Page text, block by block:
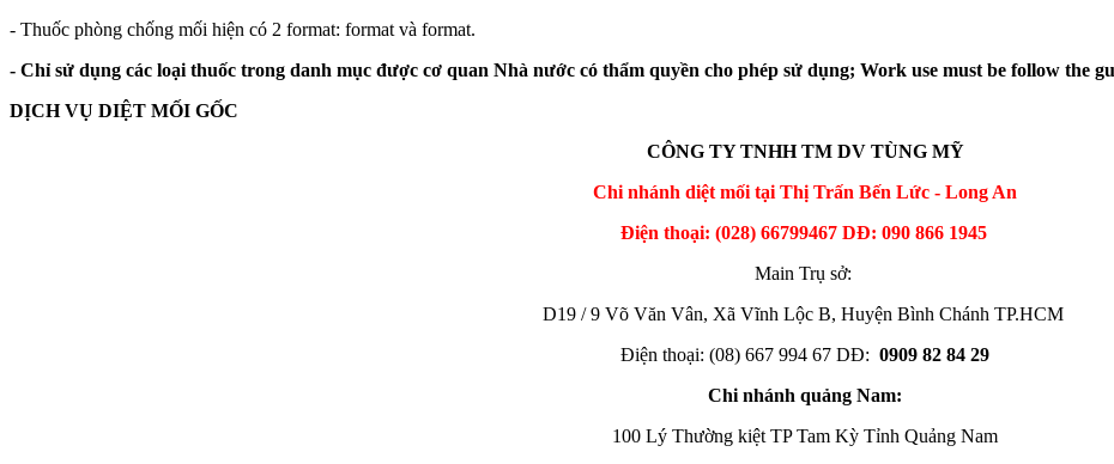
- Thuốc phòng chống mối hiện có 2 format: format và format.
- Chỉ sử dụng các loại thuốc trong danh mục được cơ quan Nhà nước có thẩm quyền cho phép sử dụng; Work use must be follow the
DỊCH VỤ DIỆT MỐI GỐC
CÔNG TY TNHH TM DV TÙNG MỸ
Chi nhánh diệt mối tại Thị Trấn Bến Lức - Long An
Điện thoại: (028) 66799467 DĐ: 090 866 1945
Main Trụ sở:
D19 / 9 Võ Văn Vân, Xã Vĩnh Lộc B, Huyện Bình Chánh TP.HCM
Điện thoại: (08) 667 994 67 DĐ: 0909 82 84 29
Chi nhánh quảng Nam:
100 Lý Thường kiệt TP Tam Kỳ Tỉnh Quảng Nam